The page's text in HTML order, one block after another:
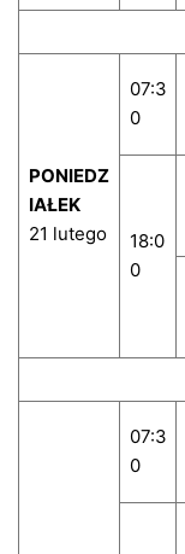
PONIEDZ
IAŁEK
21 lutego
07:3
0
18:0
0
07:3
0